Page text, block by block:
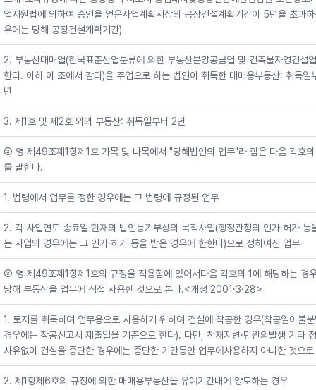
업지원법에 의하여 승인을 얻은사업계획서상의 공장건설계획기간이 5년을 초과
우에는 당해 공장건설계획기간)
2. 부동산매매업(한국표준산업분류에 의한 부동산분양공급업 및 건축물자영건설
한다. 이하 이 조에서 같다)을 주업으로 하는 법인이 취득한 매매용부동산: 취득일
년
3. 제1호 및 제2호 외의 부동산: 취득일부터 2년
② 영 제49조제1항제1호 가목 및 나목에서 "당해법인의 업무"라 함은 다음 각호
를 말한다.
1. 법령에서 업무를 정한 경우에는 그 법령에 규정된 업무
2. 각 사업연도 종료일 현재의 법인등기부상의 목적사업(행정관청의 인가·허가 등
는 사업의 경우에는 그 인가·허가 등을 받은 경우에 한한다)으로 정하여진 업무
③ 영 제49조제1항제1호의 규정을 적용함에 있어서다음 각호의 1에 해당하는 경
당해 부동산을 업무에 직접 사용한 것으로 본다.<개정 2001·3·28>
1. 토지를 취득하여 업무용으로 사용하기 위하여 건설에 착공한 경우(착공일이불
경우에는 착공신고서 제출일을 기준으로 한다). 다만, 천재지변·민원의발생 기타
사유없이 건설을 중단한 경우에는 중단한 기간동안 업무에사용하지 아니한 것으
2. 제1항제6호의 규정에 의한 매매용부동산을 유예기간내에 양도하는 경우